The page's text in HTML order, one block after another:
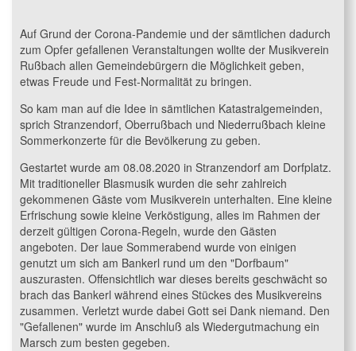
Auf Grund der Corona-Pandemie und der sämtlichen dadurch
zum Opfer gefallenen Veranstaltungen wollte der Musikverein
Rußbach allen Gemeindebürgern die Möglichkeit geben,
etwas Freude und Fest-Normalität zu bringen.
So kam man auf die Idee in sämtlichen Katastralgemeinden,
sprich Stranzendorf, Oberrußbach und Niederrußbach kleine
Sommerkonzerte für die Bevölkerung zu geben.
Gestartet wurde am 08.08.2020 in Stranzendorf am Dorfplatz.
Mit traditioneller Blasmusik wurden die sehr zahlreich
gekommenen Gäste vom Musikverein unterhalten. Eine kleine
Erfrischung sowie kleine Verköstigung, alles im Rahmen der
derzeit gültigen Corona-Regeln, wurde den Gästen
angeboten. Der laue Sommerabend wurde von einigen
genutzt um sich am Bankerl rund um den "Dorfbaum"
auszurasten. Offensichtlich war dieses bereits geschwächt so
brach das Bankerl während eines Stückes des Musikvereins
zusammen. Verletzt wurde dabei Gott sei Dank niemand. Den
"Gefallenen" wurde im Anschluß als Wiedergutmachung ein
Marsch zum besten gegeben.